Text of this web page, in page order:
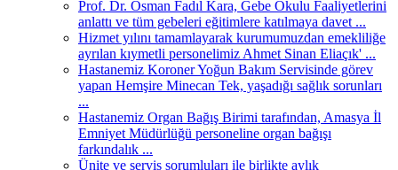
Prof. Dr. Osman Fadıl Kara, Gebe Okulu Faaliyetlerini
anlattı ve tüm gebeleri eğitimlere katılmaya davet ...
Hizmet yılını tamamlayarak kurumumuzdan emekliliğe
ayrılan kıymetli personelimiz Ahmet Sinan Eliaçık' ...
Hastanemiz Koroner Yoğun Bakım Servisinde görev
yapan Hemşire Minecan Tek, yaşadığı sağlık sorunları
...
Hastanemiz Organ Bağış Birimi tarafından, Amasya İl
Emniyet Müdürlüğü personeline organ bağışı
farkındalık ...
Ünite ve servis sorumluları ile birlikte aylık